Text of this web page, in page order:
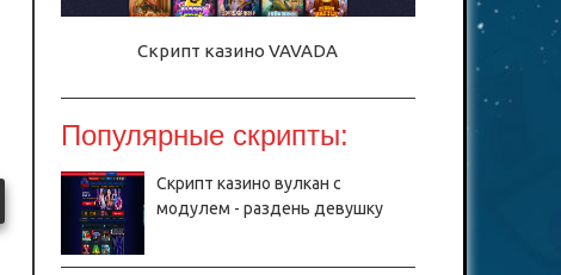
Скрипт казино VAVADA
Популярные скрипты:
Скрипт казино вулкан с
модулем - раздень девушку